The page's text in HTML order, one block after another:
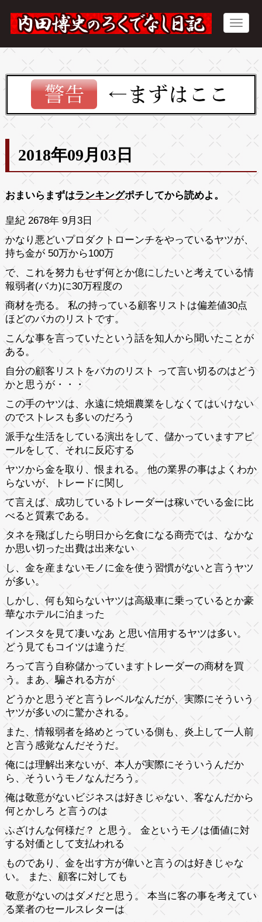
2018年09月03日
おまいらまずはランキングポチしてから読めよ。
皇紀 2678年 9月3日
かなり悪どいプロダクトローンチをやっているヤツが、
持ち金が 50万から100万
で、これを努力もせず何とか億にしたいと考えている情
報弱者(バカ)に30万程度の
商材を売る。 私の持っている顧客リストは偏差値30点
ほどのバカのリストです。
こんな事を言っていたという話を知人から聞いたことが
ある。
自分の顧客リストをバカのリスト って言い切るのはどう
かと思うが・・・
この手のヤツは、永遠に焼畑農業をしなくてはいけない
のでストレスも多いのだろう
派手な生活をしている演出をして、儲かっていますアピ
ールをして、それに反応する
ヤツから金を取り、恨まれる。 他の業界の事はよくわか
らないが、トレードに関し
て言えば、成功しているトレーダーは稼いでいる金に比
べると質素である。
タネを飛ばしたら明日から乞食になる商売では、なかな
か思い切った出費は出来ない
し、金を産まないモノに金を使う習慣がないと言うヤツ
が多い。
しかし、何も知らないヤツは高級車に乗っているとか豪
華なホテルに泊まった
インスタを見て凄いなあ と思い信用するヤツは多い。
どう見てもコイツは違うだ
ろって言う自称儲かっていますトレーダーの商材を買
う。まあ、騙される方が
どうかと思うぞと言うレベルなんだが、実際にそういう
ヤツが多いのに驚かされる。
また、情報弱者を絡めとっている側も、炎上して一人前
と言う感覚なんだそうだ。
俺には理解出来ないが、本人が実際にそういうんだか
ら、そういうモノなんだろう。
俺は敬意がないビジネスは好きじゃない、客なんだから
何とかしろ と言うのは
ふざけんな何様だ？ と思う。 金というモノは価値に対
する対価として支払われる
ものであり、金を出す方が偉いと言うのは好きじゃな
い。 また、顧客に対しても
敬意がないのはダメだと思う。 本当に客の事を考えてい
る業者のセールスレターは